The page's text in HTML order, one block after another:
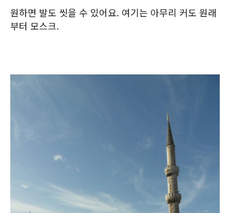
원하면 발도 씻을 수 있어요. 여기는 아무리 커도 원래
부터 모스크.